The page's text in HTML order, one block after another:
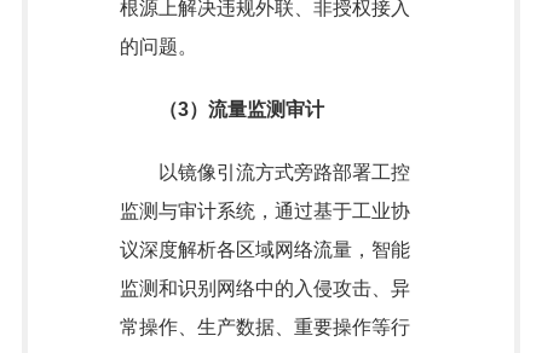
根源上解决违规外联、非授权接入
的问题。
（3）流量监测审计
以镜像引流方式旁路部署工控
监测与审计系统，通过基于工业协
议深度解析各区域网络流量，智能
监测和识别网络中的入侵攻击、异
常操作、生产数据、重要操作等行